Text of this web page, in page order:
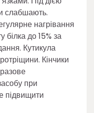
слабшають.
нагрівання
білка до 15% за
Кутикула
Кінчики
при
підвищити